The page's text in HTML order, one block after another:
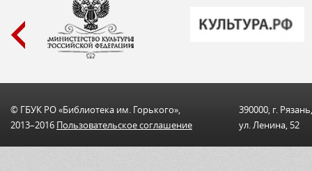
© ГБУК РО «Библиотека им. Горького»,
2013–2016 Пользовательскоe соглашениe
390000, г. Рязань,
ул. Ленина, 52